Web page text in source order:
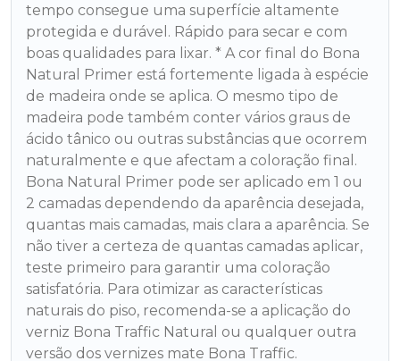
tempo consegue uma superfície altamente
protegida e durável. Rápido para secar e com
boas qualidades para lixar. * A cor final do Bona
Natural Primer está fortemente ligada à espécie
de madeira onde se aplica. O mesmo tipo de
madeira pode também conter vários graus de
ácido tânico ou outras substâncias que ocorrem
naturalmente e que afectam a coloração final.
Bona Natural Primer pode ser aplicado em 1 ou
2 camadas dependendo da aparência desejada,
quantas mais camadas, mais clara a aparência. Se
não tiver a certeza de quantas camadas aplicar,
teste primeiro para garantir uma coloração
satisfatória. Para otimizar as características
naturais do piso, recomenda-se a aplicação do
verniz Bona Traffic Natural ou qualquer outra
versão dos vernizes mate Bona Traffic.